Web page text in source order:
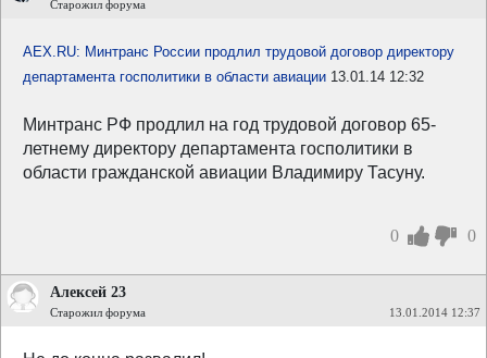
Старожил форума
AEX.RU: Минтранс России продлил трудовой договор директору
департамента госполитики в области авиации 13.01.14 12:32
Минтранс РФ продлил на год трудовой договор 65-
летнему директору департамента госполитики в
области гражданской авиации Владимиру Тасуну.
0 0
Алексей 23
Старожил форума 13.01.2014 12:37